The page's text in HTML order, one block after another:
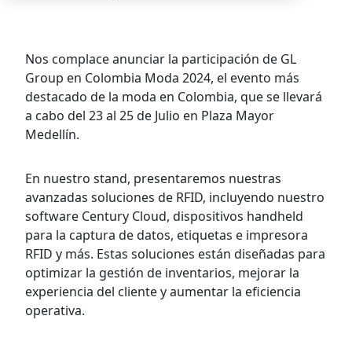
Nos complace anunciar la participación de GL
Group en Colombia Moda 2024, el evento más
destacado de la moda en Colombia, que se llevará
a cabo del 23 al 25 de Julio en Plaza Mayor
Medellín.
En nuestro stand, presentaremos nuestras
avanzadas soluciones de RFID, incluyendo nuestro
software Century Cloud, dispositivos handheld
para la captura de datos, etiquetas e impresora
RFID y más. Estas soluciones están diseñadas para
optimizar la gestión de inventarios, mejorar la
experiencia del cliente y aumentar la eficiencia
operativa.